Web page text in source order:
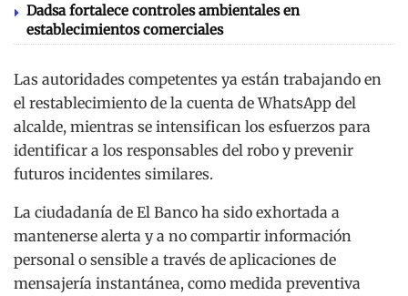
Dadsa fortalece controles ambientales en
establecimientos comerciales
Las autoridades competentes ya están trabajando en
el restablecimiento de la cuenta de WhatsApp del
alcalde, mientras se intensifican los esfuerzos para
identificar a los responsables del robo y prevenir
futuros incidentes similares.
La ciudadanía de El Banco ha sido exhortada a
mantenerse alerta y a no compartir información
personal o sensible a través de aplicaciones de
mensajería instantánea, como medida preventiva